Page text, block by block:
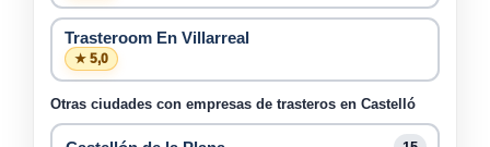
Trasteroom En Villarreal
★ 5,0
Otras ciudades con empresas de trasteros en Castelló